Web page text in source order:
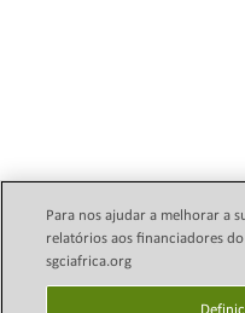
Science Granting Councils
Para nos ajudar a melhorar a
relatórios aos financiadores do
sgciafrica.org